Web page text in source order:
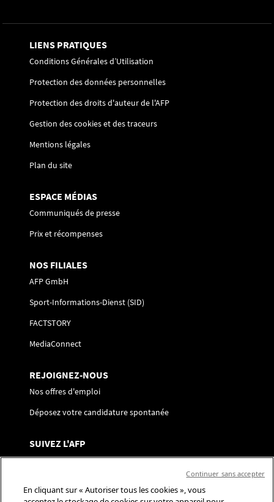
LIENS PRATIQUES
Conditions Générales d’Utilisation
Protection des données personnelles
Protection des droits d'auteur de l'AFP
Gestion des cookies et des traceurs
Mentions légales
Plan du site
ESPACE MÉDIAS
Communiqués de presse
Prix et récompenses
NOS FILIALES
AFP GmbH
Sport-Informations-Dienst (SID)
FACTSTORY
MediaConnect
REJOIGNEZ-NOUS
Nos offres d'emploi
Déposez votre candidature spontanée
SUIVEZ L'AFP
Nous contacter
En cliquant sur « Autoriser tous les cookies », vous
Continuer sans accepter